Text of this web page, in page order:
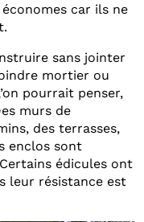
car ils ne
sans jointer
mortier ou
pourrait penser,
murs de
des terrasses,
enclos sont
édicules ont
leur résistance est